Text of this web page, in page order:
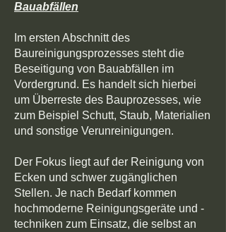
Bauabfällen
Im ersten Abschnitt des
Baureinigungsprozesses steht die
Beseitigung von Bauabfällen im
Vordergrund. Es handelt sich hierbei
um Überreste des Bauprozesses, wie
zum Beispiel Schutt, Staub, Materialien
und sonstige Verunreinigungen.
Der Fokus liegt auf der Reinigung von
Ecken und schwer zugänglichen
Stellen. Je nach Bedarf kommen
hochmoderne Reinigungsgeräte und -
techniken zum Einsatz, die selbst an